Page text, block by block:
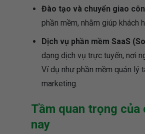
Đào tạo và chuyển giao
phần mềm, nhằm giúp khách
Dịch vụ phần mềm SaaS
dạng dịch vụ trực tuyến, nơi
Ví dụ như phần mềm quản lý
marketing.
Tầm quan trọng của
nay